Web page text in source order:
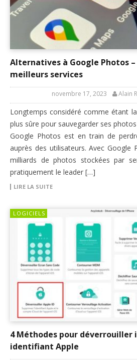
Alternatives à Google Photos –
meilleurs services
novembre 17, 2023 Alain
Longtemps considéré comme étant
plus sûre pour sauvegarder ses
Google Photos est en train de
auprès des utilisateurs. Avec Google
milliards de photos stockées par
pratiquement le leader […]
LIRE LA SUITE
LOGICIELS
4 Méthodes pour déverrouiller
identifiant Apple